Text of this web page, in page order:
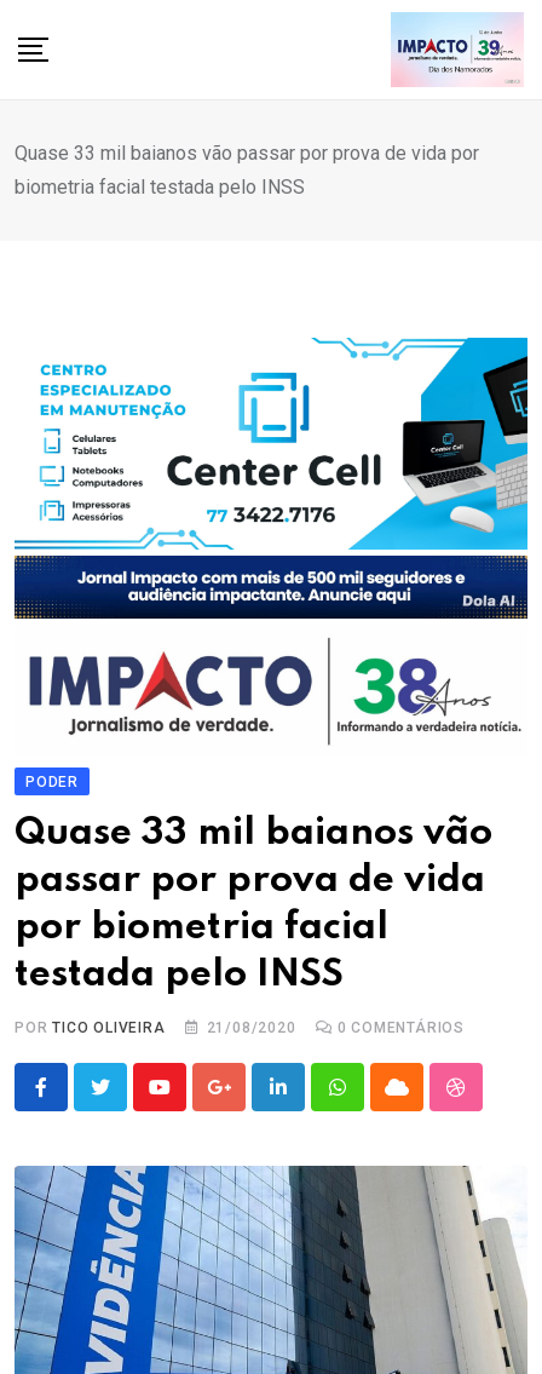
Quase 33 mil baianos vão passar por prova de vida por
biometria facial testada pelo INSS
PODER
Quase 33 mil baianos vão
passar por prova de vida
por biometria facial
testada pelo INSS
PORTICO OLIVEIRA 21/08/2020 0 COMENTÁRIOS
YoutubeGoogle+LinkedInWhatsappCloud